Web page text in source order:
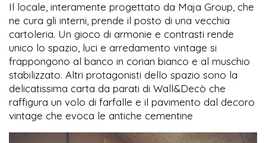
Il locale, interamente progettato da Maja Group, che
ne cura gli interni, prende il posto di una vecchia
cartoleria. Un gioco di armonie e contrasti rende
unico lo spazio, luci e arredamento vintage si
frappongono al banco in corian bianco e al muschio
stabilizzato. Altri protagonisti dello spazio sono la
delicatissima carta da parati di Wall&Decò che
raffigura un volo di farfalle e il pavimento dal decoro
vintage che evoca le antiche cementine